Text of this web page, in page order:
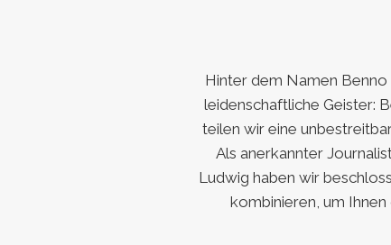
Hinter dem Namen
leidenschaftliche Geister:
teilen wir eine
Als anerkannter
Ludwig haben wir
kombinieren, um